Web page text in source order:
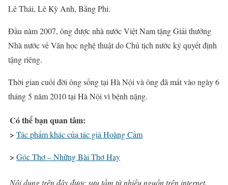
Lê Thái, Lê Kỳ Anh, Bằng Phi.
Đầu năm 2007, ông được nhà nước Việt Nam tặng Giải thưởng
Nhà nước về Văn học nghệ thuật do Chủ tịch nước ký quyết định
tặng riêng.
Thời gian cuối đời ông sống tại Hà Nội và ông đã mất vào ngày 6
tháng 5 năm 2010 tại Hà Nội vì bệnh nặng.
Có thể bạn quan tâm:
> Tác phẩm khác của tác giả Hoàng Cầm
> Góc Thơ – Những Bài Thơ Hay
Nội dung trên đây được sưu tầm từ nhiều nguồn trên internet.